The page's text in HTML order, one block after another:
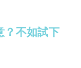
？不如試下